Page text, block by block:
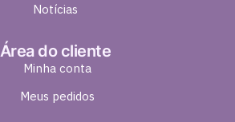
Notícias
Área do cliente
Minha conta
Meus pedidos